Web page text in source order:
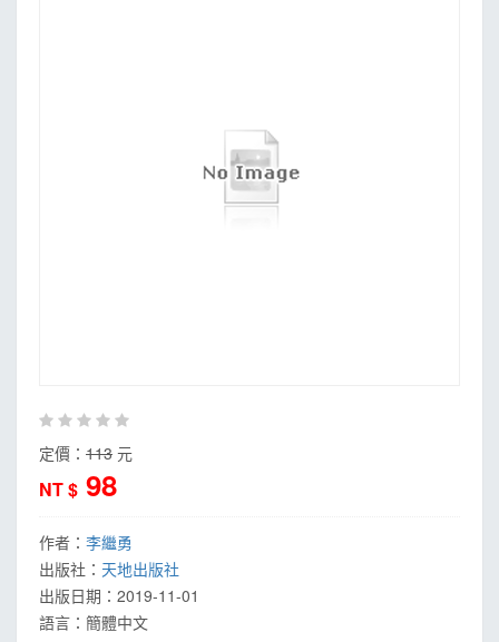
定價： 113 元
NT $ 98
作者： 李繼勇
出版社： 天地出版社
出版日期： 2019-11-01
語言： 簡體中文